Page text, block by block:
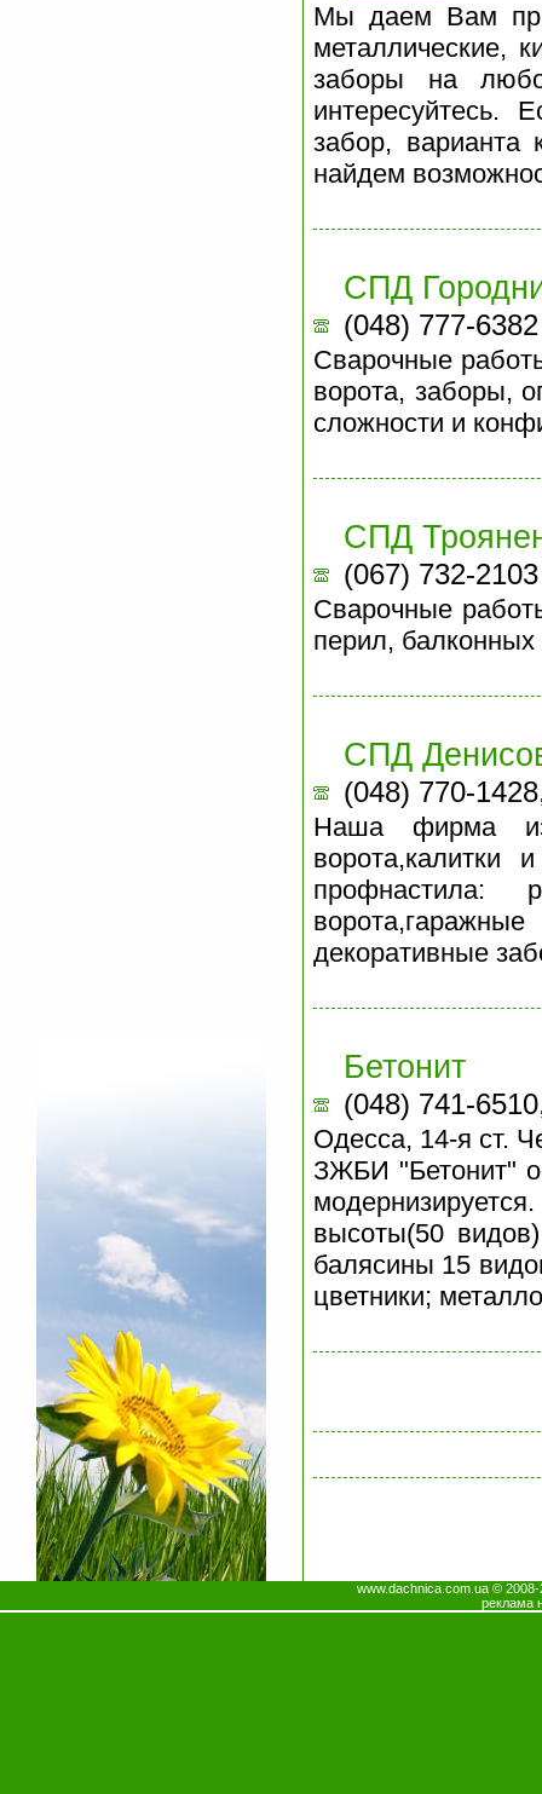
Мы даем Вам
металлические,
заборы на
интересуйтесь.
забор, варианта
найдем
СПД
(048) 777-6382
Сварочные
ворота, заборы,
сложности и
СПД
(067) 732-2103
Сварочные
перил,
СПД
(048) 770-
Наша фирма
ворота,калитки
профнастила:
декоративные
Бетонит
(048) 741-
Одесса, 14-я ст.
ЗЖБИ "Бетонит"
высоты(50
балясины 15
цветники;
www.dachnica.com.ua ©
реклама